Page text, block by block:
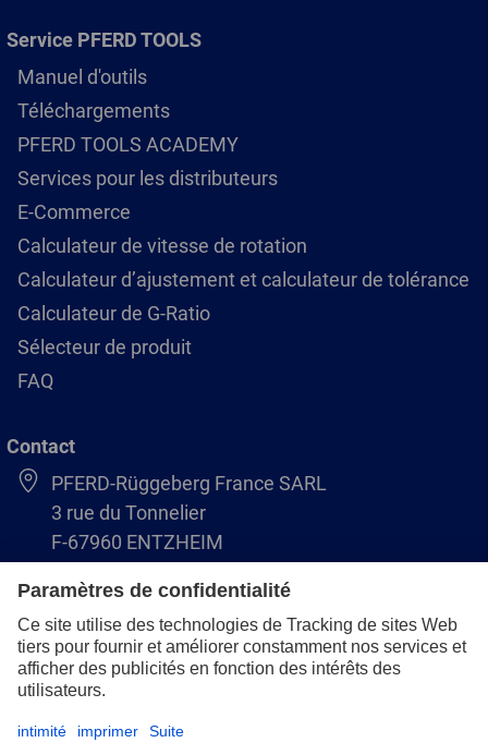
Service PFERD TOOLS
Manuel d'outils
Téléchargements
PFERD TOOLS ACADEMY
Services pour les distributeurs
E-Commerce
Calculateur de vitesse de rotation
Calculateur d’ajustement et calculateur de tolérance
Calculateur de G-Ratio
Sélecteur de produit
FAQ
Contact
PFERD-Rüggeberg France SARL
3 rue du Tonnelier
F-67960 ENTZHEIM
+33 3 88 49 72 50
info@pferd.fr
+33 03 88 38 70 17